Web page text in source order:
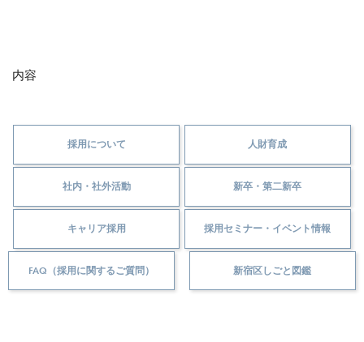
内容
採用について 人財育成
社内・社外活動 新卒・第二新卒
キャリア採用 採用セミナー・イベント情報
FAQ（採用に関するご質問） 新宿区しごと図鑑